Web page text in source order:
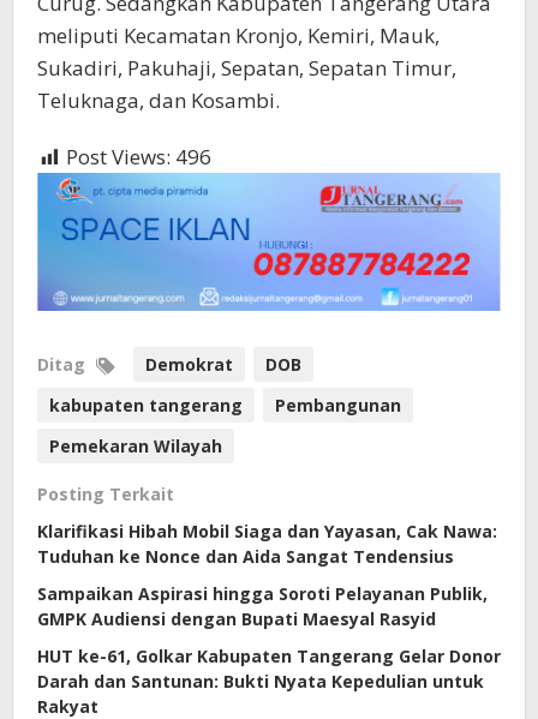
meliputi Kecamatan Kronjo, Kemiri, Mauk,
Sukadiri, Pakuhaji, Sepatan, Sepatan Timur,
Teluknaga, dan Kosambi.
Post Views: 496
Ditag Demokrat
DOB
kabupaten tangerang
Pembangunan
Pemekaran Wilayah
Posting Terkait
Klarifikasi Hibah Mobil Siaga dan Yayasan, Cak Nawa:
Tuduhan ke Nonce dan Aida Sangat Tendensius
Sampaikan Aspirasi hingga Soroti Pelayanan Publik,
GMPK Audiensi dengan Bupati Maesyal Rasyid
HUT ke-61, Golkar Kabupaten Tangerang Gelar Donor
Darah dan Santunan: Bukti Nyata Kepedulian untuk
Rakyat